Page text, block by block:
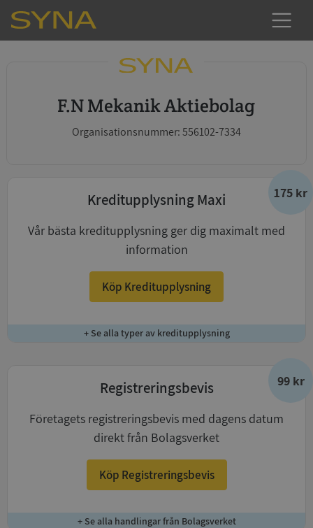
F.N Mekanik Aktiebolag
Organisationsnummer: 556102-7334
175 kr
Kreditupplysning Maxi
Vår bästa kreditupplysning ger dig maximalt med
information
Köp Kreditupplysning
+ Se alla typer av kreditupplysning
99 kr
Registreringsbevis
Företagets registreringsbevis med dagens datum
direkt från Bolagsverket
Köp Registreringsbevis
+ Se alla handlingar från Bolagsverket